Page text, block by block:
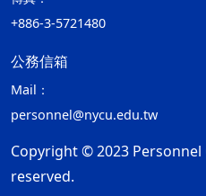
+886-3-5721480
公務信箱
Mail：
personnel@nycu.edu.tw
Copyright © 2023 Personnel
reserved.